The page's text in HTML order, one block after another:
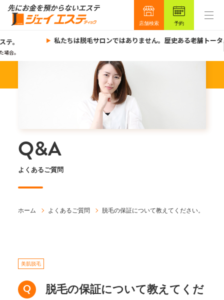
店舗検索 予約
テ。
合。
私たちは脱毛サロンではありません。歴史ある老舗トータ
Q&A
よくあるご質問
ホーム よくあるご質問 脱毛の保証について教えてください。
美肌脱毛
脱毛の保証について教えてくだ